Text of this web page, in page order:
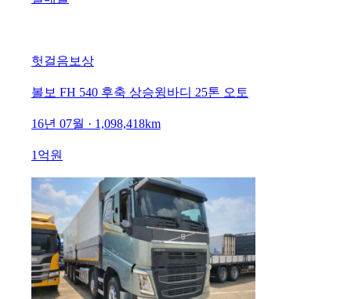
헛걸음보상
볼보 FH 540 후축 상승윙바디 25톤 오토
16년 07월 · 1,098,418km
1억원